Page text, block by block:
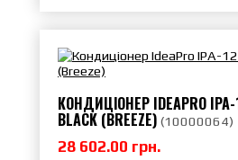
КОНДИЦІОНЕР IDEAPRO IPA-
BLACK (BREEZE) (10000064)
28 602.00 грн.